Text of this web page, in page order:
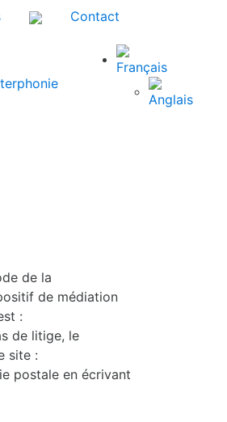
Contact
de la
de médiation
:
de litige, le
site :
postale en écrivant